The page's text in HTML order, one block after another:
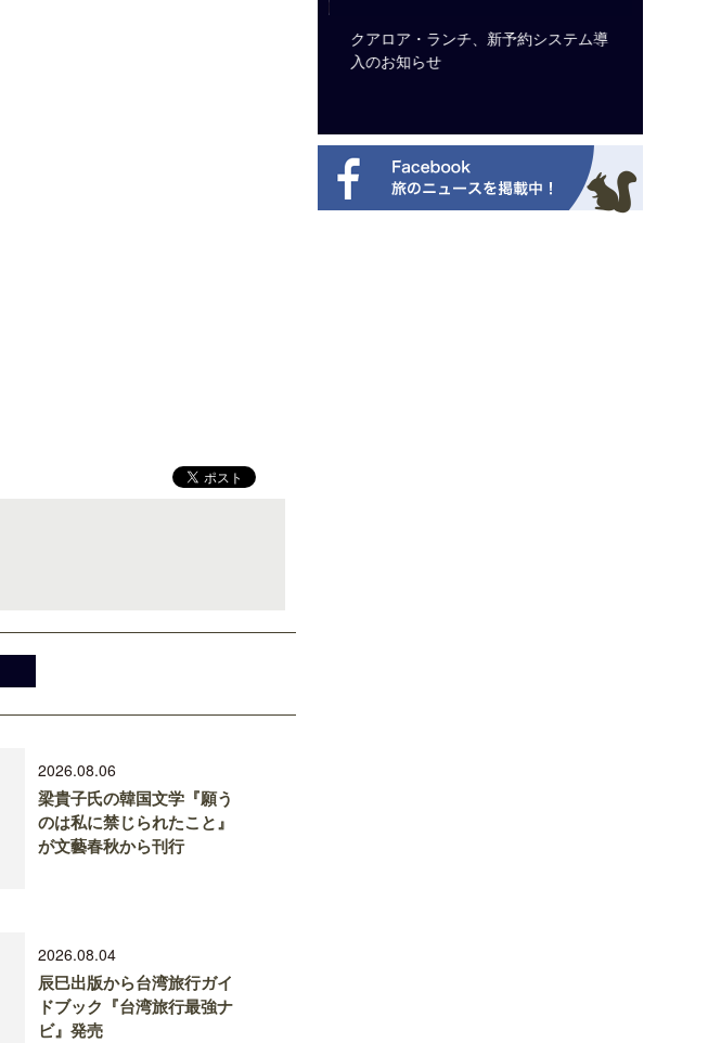
2026.08.06
梁貴子氏の韓国文学『願う
のは私に禁じられたこと』
が文藝春秋から刊行
2026.08.04
辰巳出版から台湾旅行ガイ
ドブック『台湾旅行最強ナ
ビ』発売
クアロア・ランチ、新予約システム導
入のお知らせ